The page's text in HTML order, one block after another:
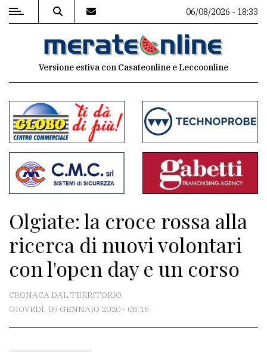
MENU
commenti
Contenuti
del
sito
Associazioni
Meteo
CONTATTI
06/08/2026 - 18:33
Versione estiva con Casateonline e Leccoonline
Olgiate: la croce rossa alla
ricerca di nuovi volontari
con l'open day e un corso
CRONACA DAL TERRITORIO
GIOVEDÌ, 09 GENNAIO 2020 - 08:16